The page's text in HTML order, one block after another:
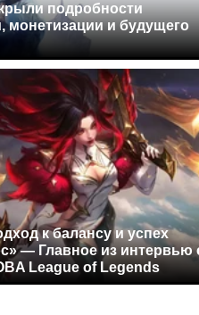
подробности
монетизации и будущего
к балансу и успех
— Главное из интервью
League of Legends